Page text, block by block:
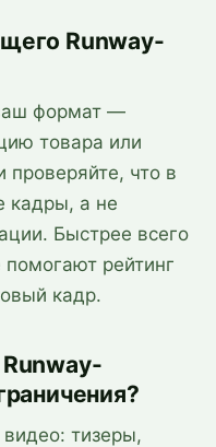
Runway-
формат —
товара или
что в
кадры, а не
Быстрее всего
помогают рейтинг
кадр.
тизеры,